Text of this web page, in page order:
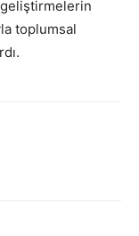
toplumsal